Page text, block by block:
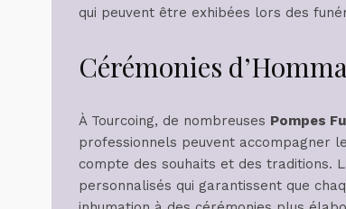
qui peuvent être exhibées lors des
Cérémonies
À Tourcoing, de nombreuses Pompes
professionnels peuvent accompagner
compte des souhaits et des traditions.
personnalisés qui garantissent que